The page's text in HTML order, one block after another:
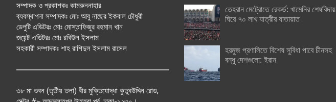
সম্পাদক ও প্রকাশকঃ কামরুননাহার
ব্যবস্থাপনা সম্পাদকঃ মোঃ আবু নাছের ইকবাল চৌধুরী
ডেপুটি এডিটরঃ মোঃ মোস্তাফিজুর রহমান খান
জয়েন্ট এডিটরঃ মোঃ রবিউল ইসলাম
সহকারী সম্পাদকঃ শাহ রাশিদুল ইসলাম রাসেল
৩৮ মা ভবন (তৃতীয় তলা) বীর মুক্তিযোদ্ধা কুতুবউদ্দিন রোড,
তেহরান মেট্রোতে রেকর্ড: খামেনির শেষবিদায়
ঘিরে ৭০ লাখ যাত্রীর যাতায়াত
হরমুজ প্রণালিতে বিশেষ সুবিধা পাবে চীনসহ
বন্ধু দেশগুলো: ইরান